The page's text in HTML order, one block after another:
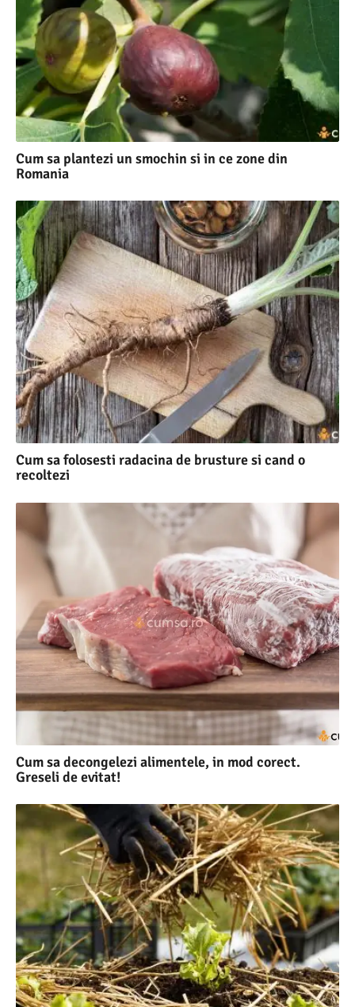
Cum sa plantezi un smochin si in ce zone din
Romania
Cum sa folosesti radacina de brusture si cand o
recoltezi
Cum sa decongelezi alimentele, in mod corect.
Greseli de evitat!